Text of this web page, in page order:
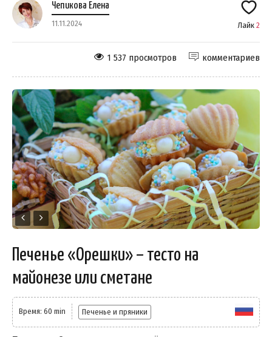
Чепикова Елена
11.11.2024 Лайк 2
комментариев
1 537 просмотров
Печенье «Орешки» – тесто на
майонезе или сметане
Время: 60 min Печенье и пряники